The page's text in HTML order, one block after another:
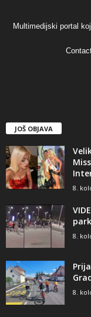
Multimedijski portal
JOŠ OBJAVA
8.
8.
8.